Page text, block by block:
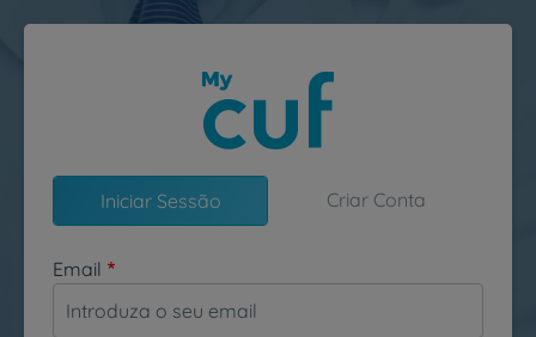
Passar para o conteúdo principal
Iniciar Sessão Criar Conta
Email